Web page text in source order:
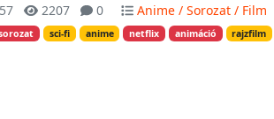
2207 0 Anime / Sorozat / Film
sci-fi anime netflix animáció rajzfilm